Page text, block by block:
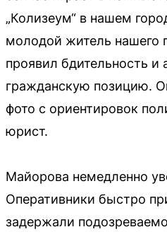
„Колизеум“ в нашем
молодой житель нашего
проявил бдительность и
гражданскую позицию.
фото с ориентировок
юрист.
Майорова немедленно
Оперативники быстро
задержали